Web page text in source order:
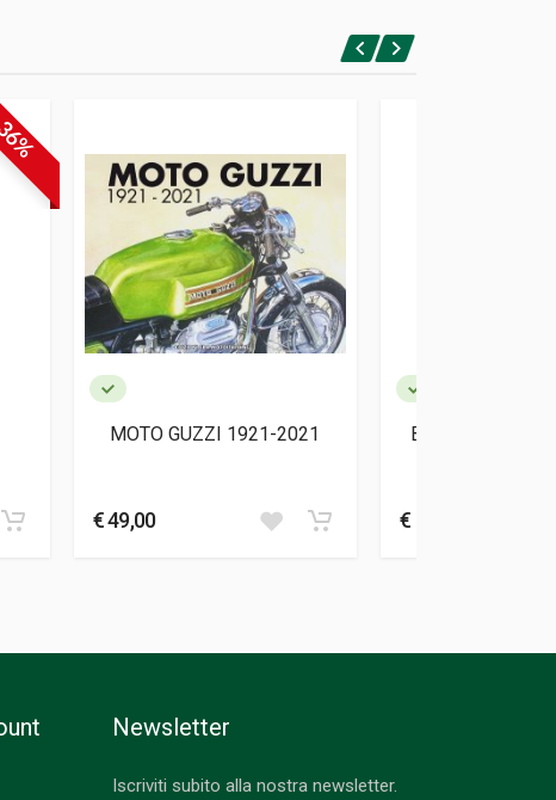
MOTO GUZZI 1921-2021
€ 49,00
BSA UNIT
€ 38,00
Newsletter
Iscriviti subito alla nostra newsletter.